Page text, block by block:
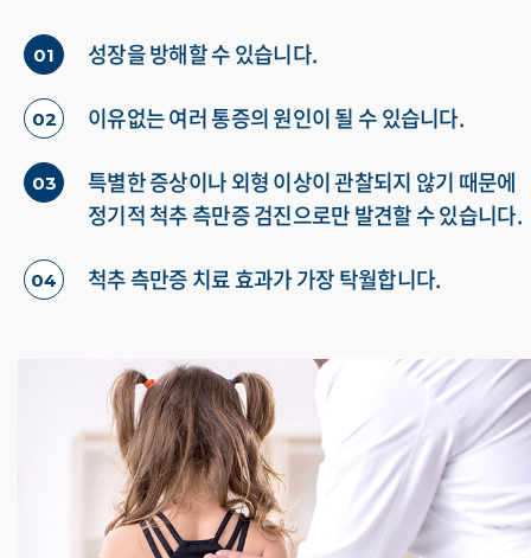
01 성장을 방해할 수 있습니다.
02 이유없는 여러 통증의 원인이 될 수 있습니다.
03
특별한 증상이나 외형 이상이 관찰되지 않기 때문에
정기적 척추 측만증 검진으로만 발견할 수 있습니다.
04 척추 측만증 치료 효과가 가장 탁월합니다.